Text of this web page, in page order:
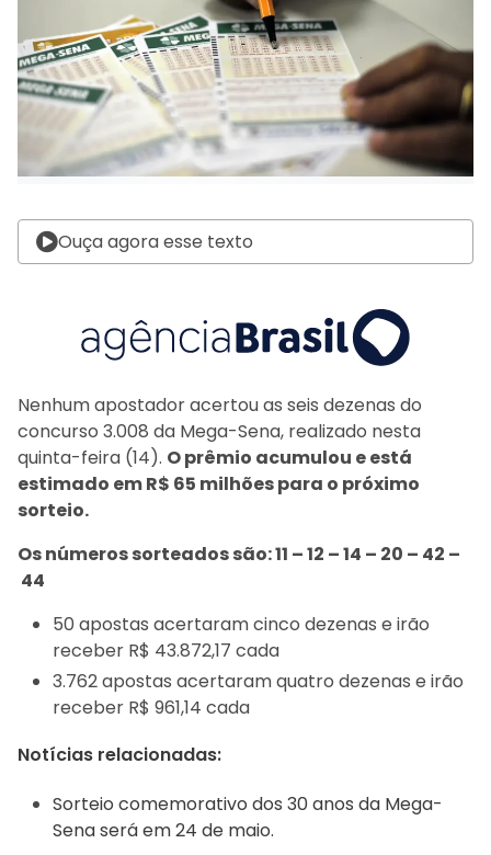
Ouça agora esse texto
Nenhum apostador acertou as seis dezenas do
concurso 3.008 da Mega-Sena, realizado nesta
quinta-feira (14). O prêmio acumulou e está
estimado em R$ 65 milhões para o próximo
sorteio.
Os números sorteados são: 11 – 12 – 14 – 20 – 42 –
44
50 apostas acertaram cinco dezenas e irão
receber R$ 43.872,17 cada
3.762 apostas acertaram quatro dezenas e irão
receber R$ 961,14 cada
Notícias relacionadas:
Sorteio comemorativo dos 30 anos da Mega-
Sena será em 24 de maio.